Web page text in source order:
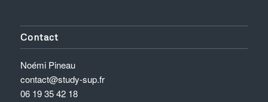
Contact
Noémi Pineau
contact@study-sup.fr
06 19 35 42 18